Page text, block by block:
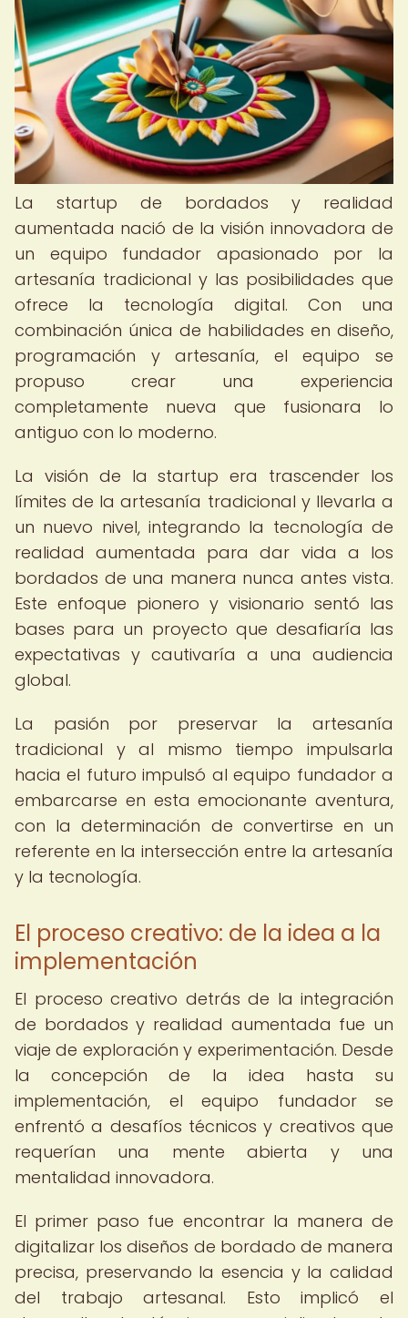
La startup de bordados y realidad
aumentada nació de la visión innovadora de
un equipo fundador apasionado por la
artesanía tradicional y las posibilidades que
ofrece la tecnología digital. Con una
combinación única de habilidades en diseño,
programación y artesanía, el equipo se
propuso crear una experiencia
completamente nueva que fusionara lo
antiguo con lo moderno.
La visión de la startup era trascender los
límites de la artesanía tradicional y llevarla a
un nuevo nivel, integrando la tecnología de
realidad aumentada para dar vida a los
bordados de una manera nunca antes vista.
Este enfoque pionero y visionario sentó las
bases para un proyecto que desafiaría las
expectativas y cautivaría a una audiencia
global.
La pasión por preservar la artesanía
tradicional y al mismo tiempo impulsarla
hacia el futuro impulsó al equipo fundador a
embarcarse en esta emocionante aventura,
con la determinación de convertirse en un
referente en la intersección entre la artesanía
y la tecnología.
El proceso creativo: de la idea a la
implementación
El proceso creativo detrás de la integración
de bordados y realidad aumentada fue un
viaje de exploración y experimentación. Desde
la concepción de la idea hasta su
implementación, el equipo fundador se
enfrentó a desafíos técnicos y creativos que
requerían una mente abierta y una
mentalidad innovadora.
El primer paso fue encontrar la manera de
digitalizar los diseños de bordado de manera
precisa, preservando la esencia y la calidad
del trabajo artesanal. Esto implicó el